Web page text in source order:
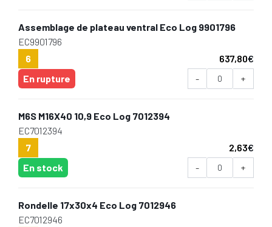
Assemblage de plateau ventral Eco Log 9901796
EC9901796
6
637,80€
En rupture
- +
M6S M16X40 10,9 Eco Log 7012394
EC7012394
7
2,63€
En stock
- +
Rondelle 17x30x4 Eco Log 7012946
EC7012946